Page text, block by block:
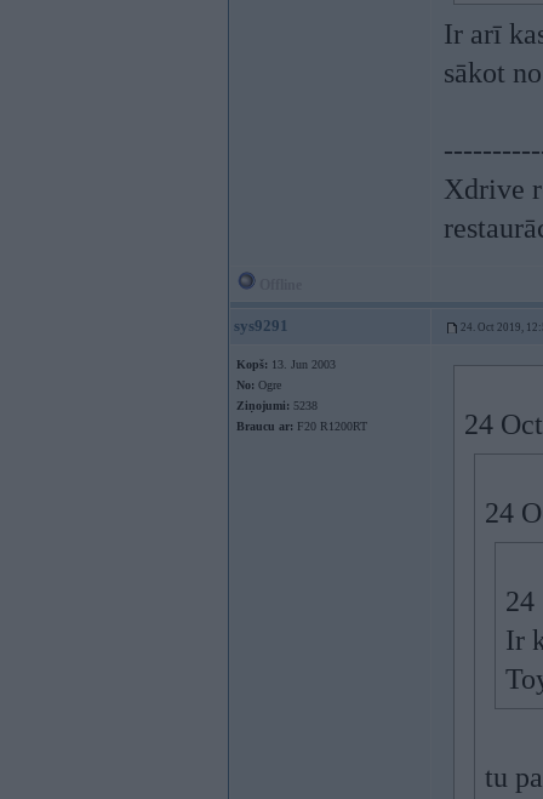
Ir arī
sākot
Xdrive
sys9291 24. Oct 2019,
Kopš: 13. Jun 2003
No: Ogre
Ziņojumi: 5238
Braucu ar: F20 R1200RT 24
24
24
Ir
tu